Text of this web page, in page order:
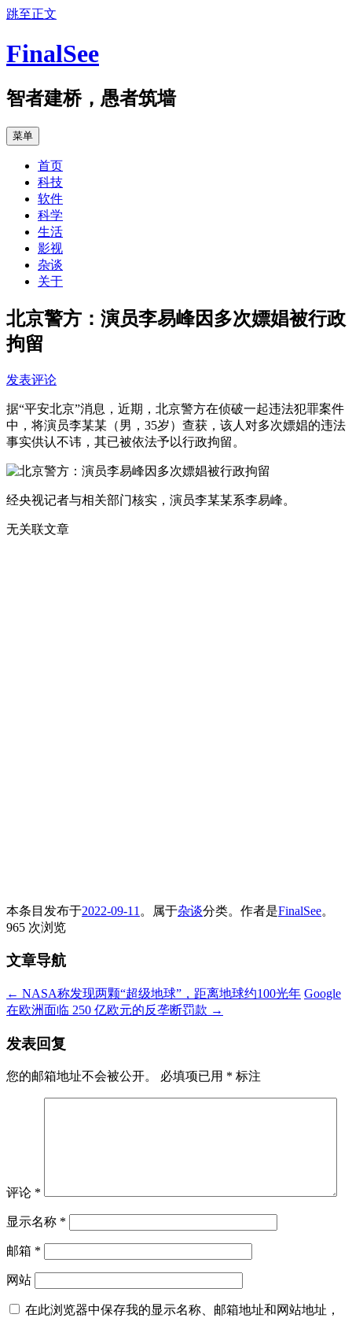
跳至正文
FinalSee
智者建桥，愚者筑墙
菜单
首页
科技
软件
科学
生活
影视
杂谈
关于
北京警方：演员李易峰因多次嫖娼被行政
拘留
发表评论
据“平安北京”消息，近期，北京警方在侦破一起违法犯罪案件
中，将演员李某某（男，35岁）查获，该人对多次嫖娼的违法
事实供认不讳，其已被依法予以行政拘留。
经央视记者与相关部门核实，演员李某某系李易峰。
无关联文章
本条目发布于2022-09-11 。属于杂谈分类。 作者是FinalSee。
965 次浏览
文章导航
← NASA称发现两颗“超级地球”，距离地球约100光年 Google
在欧洲面临 250 亿欧元的反垄断罚款 →
发表回复
您的邮箱地址不会被公开。 必填项已用 * 标注
评论 *
显示名称 *
邮箱 *
网站
在此浏览器中保存我的显示名称、邮箱地址和网站地址，